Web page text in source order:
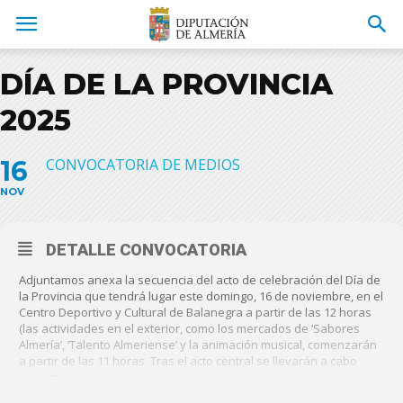
DÍA DE LA PROVINCIA
2025
16
NOV
CONVOCATORIA DE MEDIOS
DETALLE CONVOCATORIA
Adjuntamos anexa la secuencia del acto de celebración del Día de
la Provincia que tendrá lugar este domingo, 16 de noviembre, en el
Centro Deportivo y Cultural de Balanegra a partir de las 12 horas
(las actividades en el exterior, como los mercados de ‘Sabores
Almería’, ‘Talento Almeriense’ y la animación musical, comenzarán
a partir de las 11 horas. Tras el acto central se llevarán a cabo